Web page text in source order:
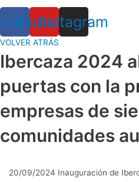
Youtube
Instagram
VOLVER ATRÁS
Ibercaza 2024
puertas con la
empresas de
comunidades
20/09/2024 Inauguración de